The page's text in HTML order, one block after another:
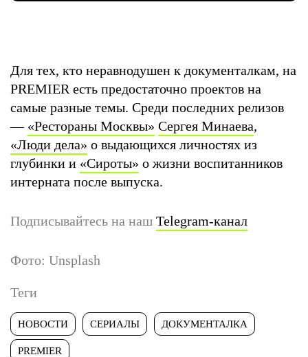
Для тех, кто неравнодушен к документалкам, на
PREMIER есть предостаточно проектов на
самые разные темы. Среди последних релизов
— «Рестораны Москвы» Сергея Минаева,
«Люди дела» о выдающихся личностях из
глубинки и «Сироты» о жизни воспитанников
интерната после выпуска.
Подписывайтесь на наш Telegram-канал
Фото: Unsplash
Теги
НОВОСТИ СЕРИАЛЫ ДОКУМЕНТАЛКА
PREMIER